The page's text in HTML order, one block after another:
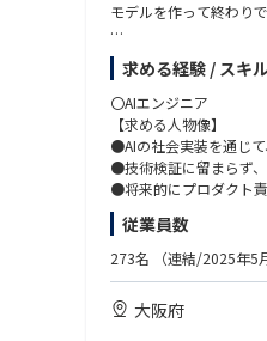
【特徴・魅力】
・創造と変革が当社の
・最新の技術やトレン
・開発したアプリケー
・実力と情熱があれば
・フルフレックスを活
【業務・プロジェクト
■現在開発中のシステ
・業務効率化・DXシ
・生成AI活用したシス
事業部門とともに生成
モデルを作って終わり
【業務内容】
●特定業界・業務向けAI
●業務フローや意思決
●LLM、機械学習、最
●AIエージェント／マ
●Prompt Engineering
●KPI設計および業務成
●社内のFDEやコンサ
●個別案件で得た知見
●現年収比150％up等で
求める経験 / スキ
〇AIエンジニア
【求める人物像】
●AIの社会実装を通じ
●技術検証に留まらず
●将来的にプロダクト
●知的好奇心と知的タ
【必須要件（MUST）】
●Pythonを用いたWeb
●LLM API（OpenAI,
従業員数
273名 （連結/2025年5
大阪府